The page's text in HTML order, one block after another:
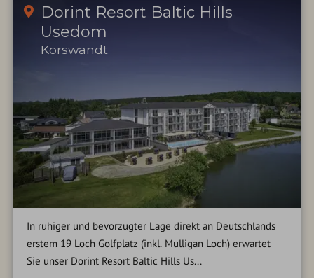
Dorint Resort Baltic Hills
Usedom
Korswandt
In ruhiger und bevorzugter Lage direkt an Deutschlands
erstem 19 Loch Golfplatz (inkl. Mulligan Loch) erwartet
Sie unser Dorint Resort Baltic Hills Us...